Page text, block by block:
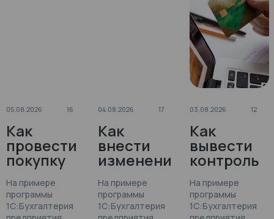
05.08.2026 16
Как
провести
покупку
на
маркетпл
ейсе в
На примере
программы
1С:Бухгалтерия
04.08.2026 17
Как
внести
изменени
я сразу по
всем
товарам в
На примере
программы
1С:Бухгалтерия
03.08.2026 12
Как
вывести
контроль
планируе
мых и
фактическ
На примере
программы
1С:Бухгалтерия